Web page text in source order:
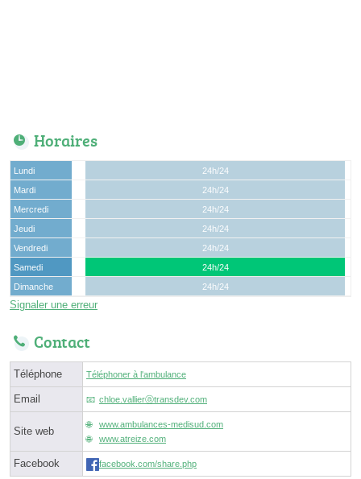
Horaires
Lundi
24h/24
Mardi
24h/24
Mercredi
24h/24
Jeudi
24h/24
Vendredi
24h/24
Samedi
24h/24
Dimanche
24h/24
Signaler une erreur
Contact
Téléphone Téléphoner à l'ambulance
Email chloe.vallierⓐtransdev.com
Site web
www.ambulances-medisud.com
www.atreize.com
Facebook facebook.com/share.php